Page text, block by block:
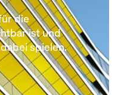
die
ist und
spielen.